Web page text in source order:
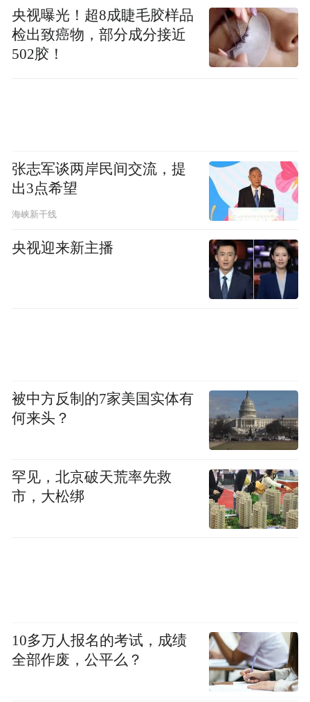
央视曝光！超8成睫毛胶样品
检出致癌物，部分成分接近
502胶！
张志军谈两岸民间交流，提
出3点希望
海峡新干线
央视迎来新主播
被中方反制的7家美国实体有
何来头？
罕见，北京破天荒率先救
市，大松绑
10多万人报名的考试，成绩
全部作废，公平么？